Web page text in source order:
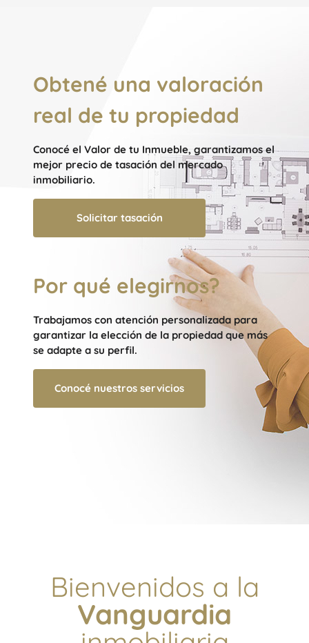
Obtené una valoración
real de tu propiedad
Conocé el Valor de tu Inmueble, garantizamos el
mejor precio de tasación del mercado
inmobiliario.
Solicitar tasación
Por qué elegirnos?
Trabajamos con atención personalizada para
garantizar la elección de la propiedad que más
se adapte a su perfil.
Conocé nuestros servicios
Bienvenidos a la
Vanguardia